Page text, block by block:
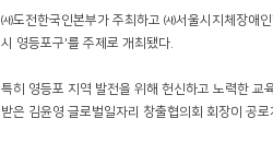
㈔도전한국인본부가 주최하고 ㈔서울시지체장애
시 영등포구'를 주제로 개최됐다.
특히 영등포 지역 발전을 위해 헌신하고 노력한 교
받은 김윤영 글로벌일자리 창출협의회 회장이 공로